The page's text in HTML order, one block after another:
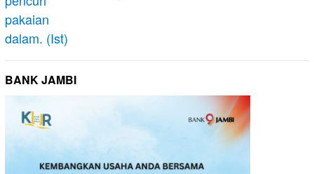
BANK JAMBI